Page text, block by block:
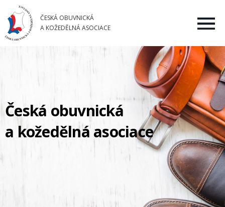
ČESKÁ OBUVNICKÁ
A KOŽEDĚLNÁ ASOCIACE
Česká obuvnická
a kožedělná asociace